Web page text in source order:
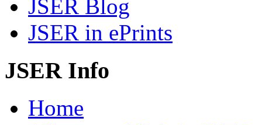
JSER Blog
JSER in ePrints
JSER Info
Home